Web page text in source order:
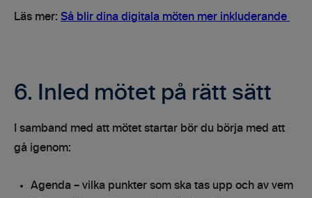
Läs mer: Så blir dina digitala möten mer inkluderande
6. Inled mötet på rätt sätt
I samband med att mötet startar bör du börja med att
gå igenom:
Agenda – vilka punkter som ska tas upp och av vem